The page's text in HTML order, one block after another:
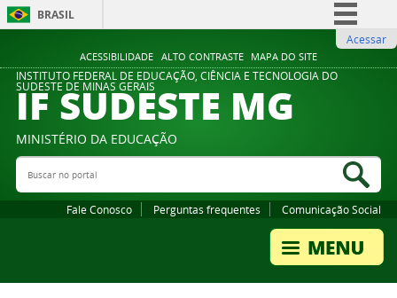
ACESSIBILIDADE ALTO CONTRASTE MAPA DO SITE
BRASIL
Comunica BR
Participe
Legislação
Acessar
INSTITUTO FEDERAL DE EDUCAÇÃO, CIÊNCIA E TECNOLOGIA DO
SUDESTE DE MINAS GERAIS
IF SUDESTE MG
MINISTÉRIO DA EDUCAÇÃO
Buscar no portal
Fale Conosco Perguntas frequentes Comunicação Social